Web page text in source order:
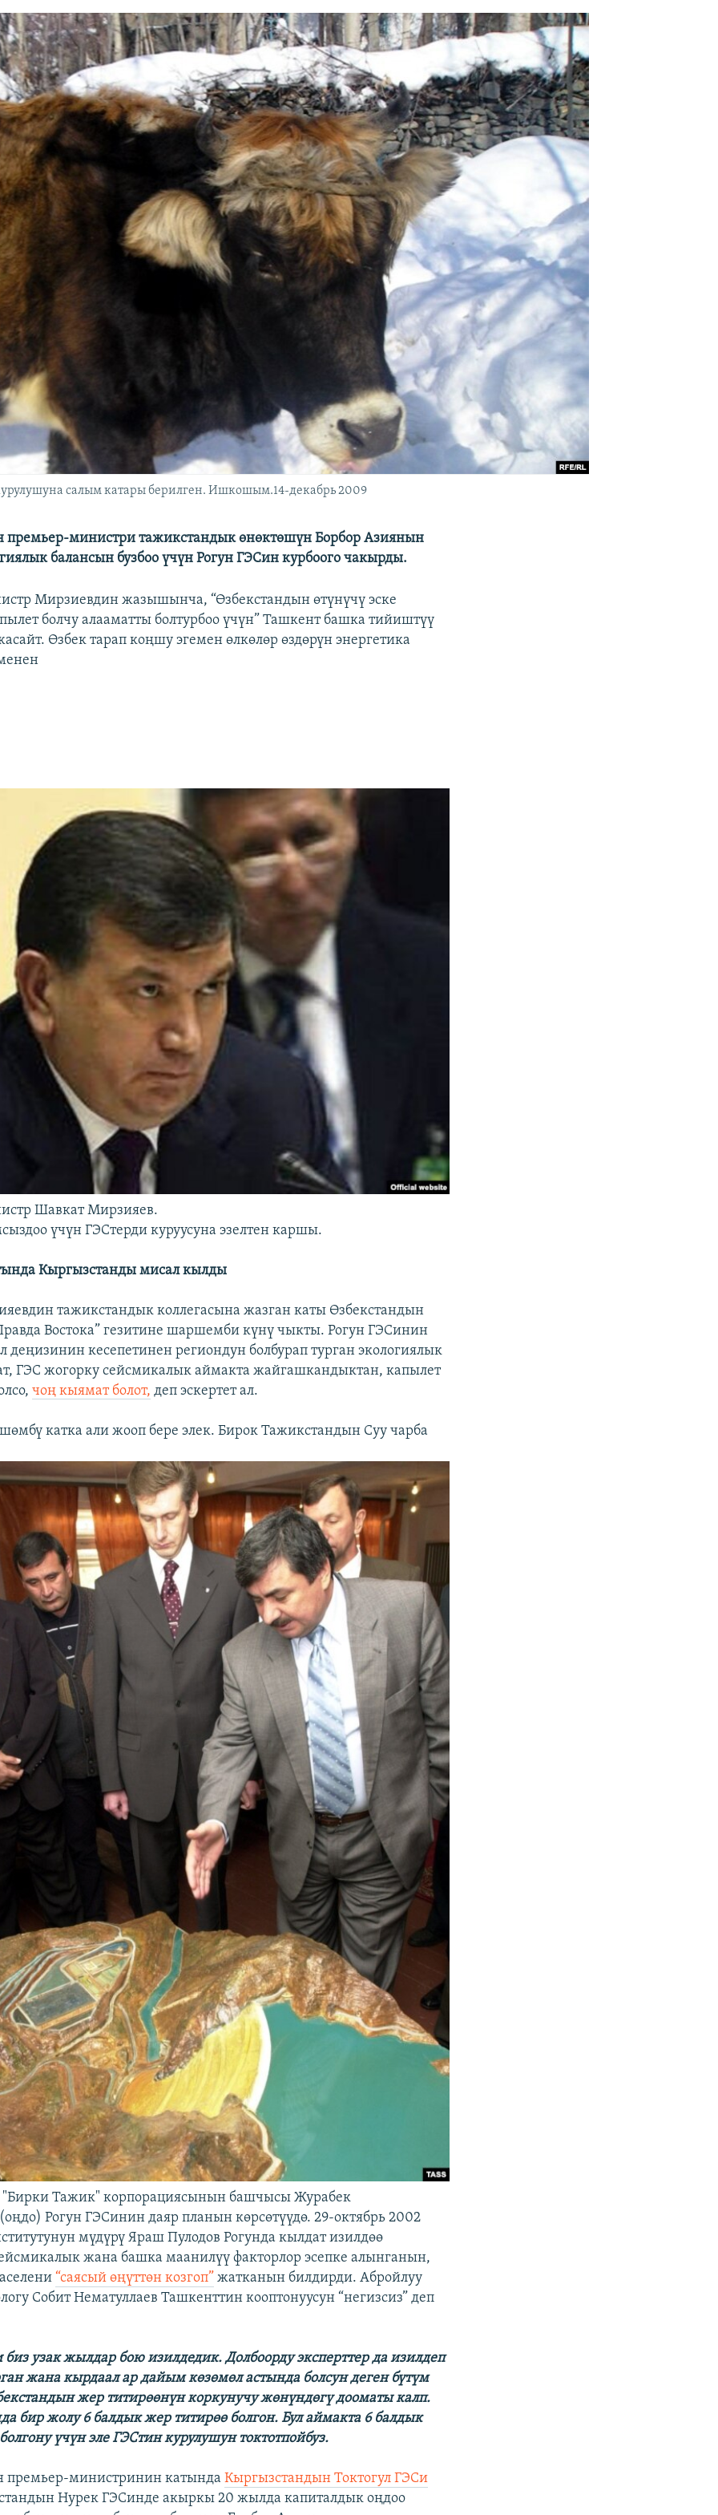
салым катары берилген. Ишкошым.14-декабрь 2009
премьер-министри тажикстандык өнөктөшүн Борбор Азиянын
балансын бузбоо үчүн Рогун ГЭСин курбоого чакырды.
Мирзиевдин жазышынча, “Өзбекстандын өтүнүчү эске
болчу алааматты болтурбоо үчүн” Ташкент башка тийиштүү
Өзбек тарап коңшу эгемен өлкөлөр өздөрүн энергетика
Шавкат Мирзияев.
үчүн ГЭСтерди куруусуна эзелтен каршы.
Кыргызстанды мисал кылды
тажикстандык коллегасына жазган каты Өзбекстандын
Востока” гезитине шаршемби күнү чыкты. Рогун ГЭСинин
деңизинин кесепетинен региондун болбурап турган экологиялык
ГЭС жогорку сейсмикалык аймакта жайгашкандыктан, капылет
чоң кыямат болот, деп эскертет ал.
катка али жооп бере элек. Бирок Тажикстандын Суу чарба
Тажик" корпорациясынын башчысы Журабек
Рогун ГЭСинин даяр планын көрсөтүүдө. 29-октябрь 2002
мүдүрү Яраш Пулодов Рогунда кылдат изилдөө
жана башка маанилүү факторлор эсепке алынганын,
“саясый өңүттөн козгоп” жатканын билдирди. Абройлуу
Собит Нематуллаев Ташкенттин кооптонуусун “негизсиз” деп
биз узак жылдар бою изилдедик. Долбоорду эксперттер да изилдеп
жана кырдаал ар дайым көзөмөл астында болсун деген бүтүм
жер титирөөнүн коркунучу жөнүндөгү дооматы калп.
бир жолу 6 балдык жер титирөө болгон. Бул аймакта 6 балдык
үчүн эле ГЭСтин курулушун токтотпойбуз.
премьер-министринин катындаКыргызстандын Токтогул ГЭСи
Нурек ГЭСинде акыркы 20 жылда капиталдык оңдоо